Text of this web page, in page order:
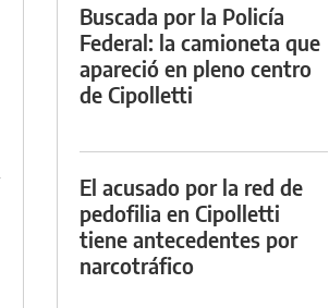
Buscada por la Policía
Federal: la camioneta que
apareció en pleno centro
de Cipolletti
El acusado por la red de
pedofilia en Cipolletti
tiene antecedentes por
narcotráfico